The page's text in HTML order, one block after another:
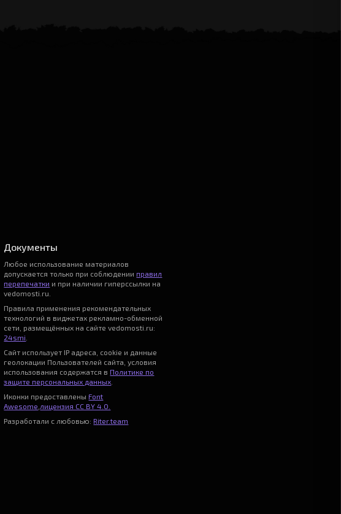
Документы
Любое использование материалов
допускается только при соблюденииправил
перепечатки и при наличии гиперссылки на
vedomosti.ru.
Правила применения рекомендательных
технологий в виджетах рекламно-обменной
сети, размещённых на сайте vedomosti.ru:
24smi
Сайт использует IP адреса, cookie и данные
геолокации Пользователей сайта, условия
использования содержатся вПолитике по
защите персональных данных
Иконки предоставленыFont
Awesome лицензия CC BY 4.0.
Разработали с любовью:Riter.team